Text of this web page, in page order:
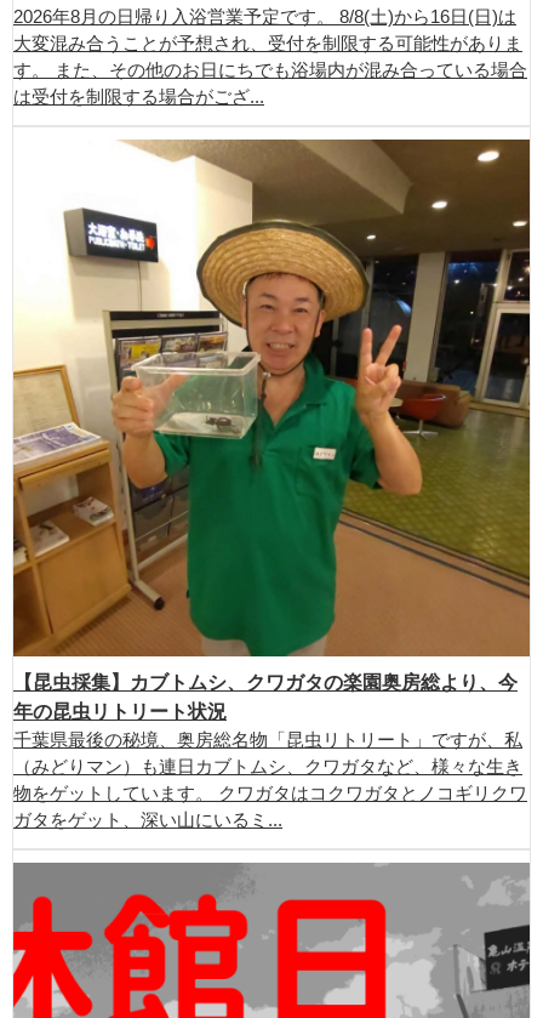
2026年8月の日帰り入浴営業予定です。 8/8(土)から16日(日)は
大変混み合うことが予想され、受付を制限する可能性がありま
す。 また、その他のお日にちでも浴場内が混み合っている場合
は受付を制限する場合がござ...
【昆虫採集】カブトムシ、クワガタの楽園奥房総より、今
年の昆虫リトリート状況
千葉県最後の秘境、奥房総名物「昆虫リトリート」ですが、私
（みどりマン）も連日カブトムシ、クワガタなど、様々な生き
物をゲットしています。 クワガタはコクワガタとノコギリクワ
ガタをゲット、深い山にいるミ...